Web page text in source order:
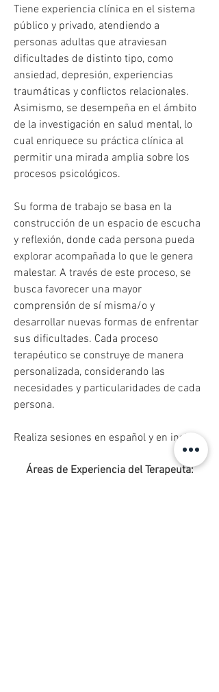
Tiene experiencia clínica en el sistema
público y privado, atendiendo a
personas adultas que atraviesan
dificultades de distinto tipo, como
ansiedad, depresión, experiencias
traumáticas y conflictos relacionales.
Asimismo, se desempeña en el ámbito
de la investigación en salud mental, lo
cual enriquece su práctica clínica al
permitir una mirada amplia sobre los
procesos psicológicos.
Su forma de trabajo se basa en la
construcción de un espacio de escucha
y reflexión, donde cada persona pueda
explorar acompañada lo que le genera
malestar. A través de este proceso, se
busca favorecer una mayor
comprensión de sí misma/o y
desarrollar nuevas formas de enfrentar
sus dificultades. Cada proceso
terapéutico se construye de manera
personalizada, considerando las
necesidades y particularidades de cada
persona.
Realiza sesiones en español y en inglés
Áreas de Experiencia del Terapeuta: